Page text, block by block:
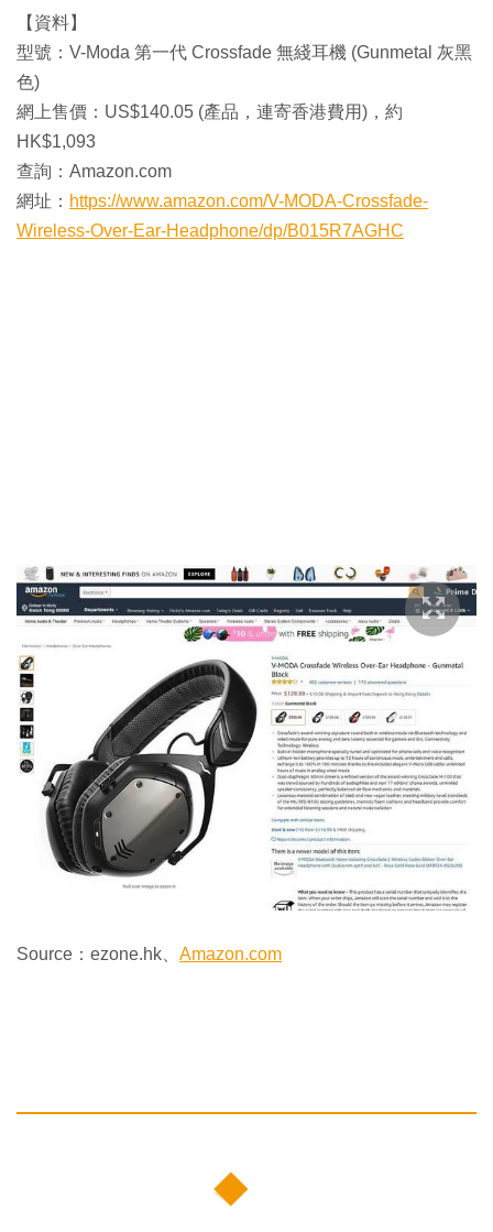
【資料】
型號：V-Moda 第一代 Crossfade 無綫耳機 (Gunmetal 灰黑
色)
網上售價：US$140.05 (產品，連寄香港費用)，約
HK$1,093
查詢：Amazon.com
網址： https://www.amazon.com/V-MODA-Crossfade-
Wireless-Over-Ear-Headphone/dp/B015R7AGHC
Source：ezone.hk、 Amazon.com